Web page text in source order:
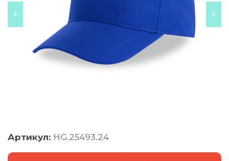
Артикул: HG.25493.24